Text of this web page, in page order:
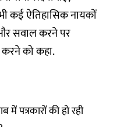
कई ऐतिहासिक नायकों
सवाल करने पर
करने को कहा.
में पत्रकारों की हो रही